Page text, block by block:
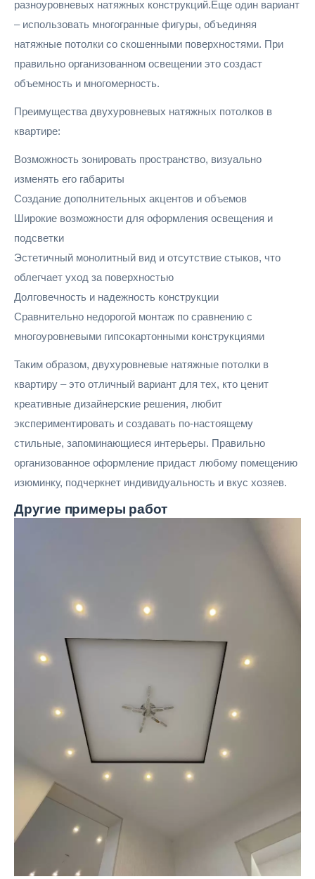
разноуровневых натяжных конструкций.Еще один вариант
– использовать многогранные фигуры, объединяя
натяжные потолки со скошенными поверхностями. При
правильно организованном освещении это создаст
объемность и многомерность.
Преимущества двухуровневых натяжных потолков в
квартире:
Возможность зонировать пространство, визуально
изменять его габариты
Создание дополнительных акцентов и объемов
Широкие возможности для оформления освещения и
подсветки
Эстетичный монолитный вид и отсутствие стыков, что
облегчает уход за поверхностью
Долговечность и надежность конструкции
Сравнительно недорогой монтаж по сравнению с
многоуровневыми гипсокартонными конструкциями
Таким образом, двухуровневые натяжные потолки в
квартиру – это отличный вариант для тех, кто ценит
креативные дизайнерские решения, любит
экспериментировать и создавать по-настоящему
стильные, запоминающиеся интерьеры. Правильно
организованное оформление придаст любому помещению
изюминку, подчеркнет индивидуальность и вкус хозяев.
Другие примеры работ